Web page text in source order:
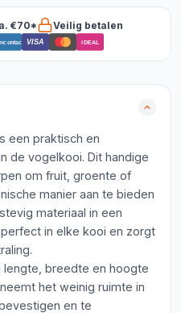
€70*
Veilig betalen
VISA iDEAL
een praktisch en
de vogelkooi. Dit handige
om fruit, groente of
manier aan te bieden
materiaal in een
in elke kooi en zorgt
lengte, breedte en hoogte
het weinig ruimte in
en te